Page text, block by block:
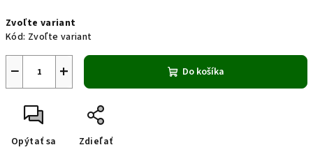
cena:
Zvoľte variant
Kód: Zvoľte variant
+
− Do košíka
Opýtať sa Zdieľať